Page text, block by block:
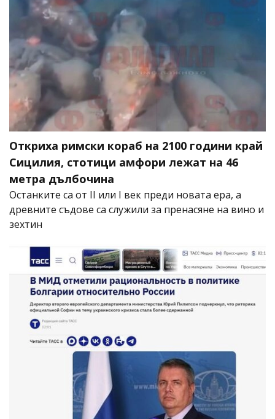
Откриха римски кораб на 2100 години край
Сицилия, стотици амфори лежат на 46
метра дълбочина
Останките са от II или I век преди новата ера, а
древните съдове са служили за пренасяне на вино и
зехтин